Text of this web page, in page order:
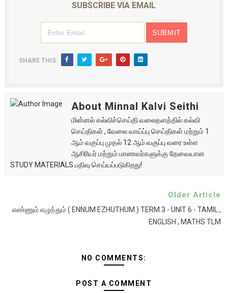
SUBSCRIBE VIA EMAIL
SHARE THIS:
About Minnal Kalvi Seithi
மின்னல் கல்விச்செய்தி வலைதளத்தில் கல்வி
செய்திகள் , வேலை வாய்ப்பு செய்திகள் மற்றும் 1
ஆம் வகுப்பு முதல் 12 ஆம் வகுப்பு வரை உள்ள
ஆசிரியர் மற்றும் மாணவர்களுக்கு தேவையான
STUDY MATERIALS பதிவு செய்யப்படுகிறது!
Older Article
எண்ணும் எழுத்தும் ( ENNUM EZHUTHUM ) TERM 3 - UNIT 6 - TAMIL ,
ENGLISH , MATHS TLM
NO COMMENTS:
POST A COMMENT